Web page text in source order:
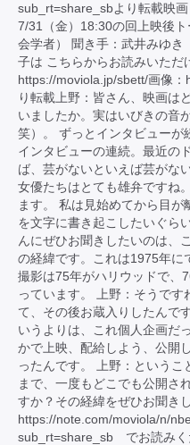
sub_rt=share_sbより転載映画
7/31（金）18:30の回上映後
会学者） 聞き手：武井みゆき
子は こちらからお読みいただ
https://moviola.jp/sbett/画像
り転載上野：皆さん、映画は
いましたか。実はいびきの音
笑）。 ずっとインタビューが
インタビューの連続。最近の
ば、芸がないといえば芸がな
女優たちはとても雄弁ですね
ます。 私は見始めてから目
を文字に書き起こしたいぐら
んにぜひお聞きしたいのは、
の経緯です。これは1975年に
撮影は75年がハリウッドで、
っています。 上野：そうです
て、その後お蔵入りしたんで
いうよりは、これ個人企画だ
かで上映、配給しよう、公開
ったんです。 上野：というこ
まで、一度もどこでも公開さ
すか？その経緯をぜひお聞き
https://note.com/moviola/n/
sub_rt=share_sb でお読みく